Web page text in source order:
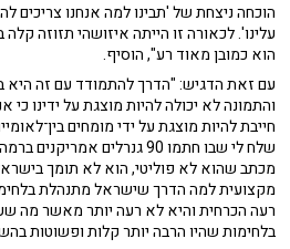
הוכחה ניצחת של 'תבינו למה אנחנו צריכים
עלינו'. לכאורה זו הייתה איזושהי תזוזה
הוא כמובן מאוד רע", הוסיף.
עם זאת הדגיש: "הדרך להתמודד עם זה היא
והתמונה לא יכולה להיות מוצגת על ידינו כי
חייבת להיות מוצגת על ידי מומחים
שלח לי שבו חתמו 90 גנרלים
מכתב שהוא לא פוליטי, הוא לא תומך
מקצועית למה הדרך שישראל מתנהלת
רעה הכרחית והיא לא רעה יותר מאשר מה
בלחימות שהיו הרבה יותר קלות ופשוטות